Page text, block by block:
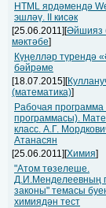
HTML ярдәмендә
эшләү. II кисәк
[25.06.2011][Әйшияз
мәктәбе]
Күңелләр түрендә
бәйрәме
[18.07.2015][
(математика)]
Рабочая
программасы).
класс. А.Г.
Атанасян
[25.06.2011][Химия]
"Атом төзелеше.
Д.И.Менделеевның
законы" темасы
химиядән тест